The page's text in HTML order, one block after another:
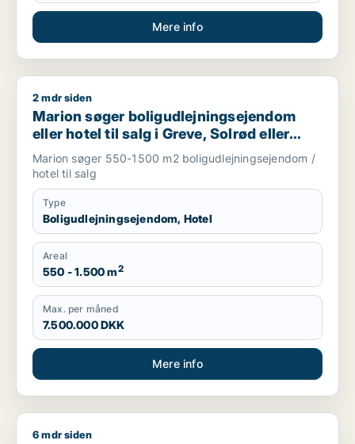
Mere info
Marion søger boligudlejningsejendom eller hotel til salg i
2 mdr siden
Marion søger boligudlejningsejendom
eller hotel til salg i Greve, Solrød eller
Roskilde m.fl.
Marion søger 550-1500 m2 boligudlejningsejendom /
hotel til salg
Type
Boligudlejningsejendom, Hotel
Areal
550 - 1.500 m2
Max. per måned
7.500.000 DKK
Mere info
Jeg søger kontor, lager, værksted, butik, klinik, restaurant,
6 mdr siden